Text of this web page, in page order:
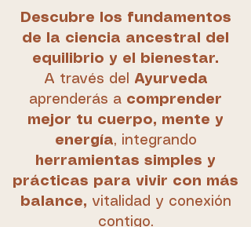
Descubre los fundamentos
de la ciencia ancestral del
equilibrio y el bienestar.
A través del Ayurveda
aprenderás a comprender
mejor tu cuerpo, mente y
energía, integrando
herramientas simples y
prácticas para vivir con más
balance, vitalidad y conexión
contigo.